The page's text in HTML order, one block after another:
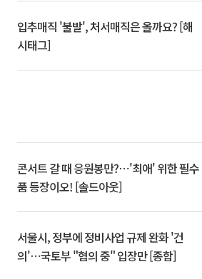
입추매직 '불발', 처서매직은 올까요? [해
시태그]
콘서트 갈 때 응원봉만?⋯'최애' 위한 필수
품 등장이오! [솔드아웃]
서울시, 정부에 정비사업 규제 완화 '건
의'⋯국토부 "협의 중" 입장만 [종합]